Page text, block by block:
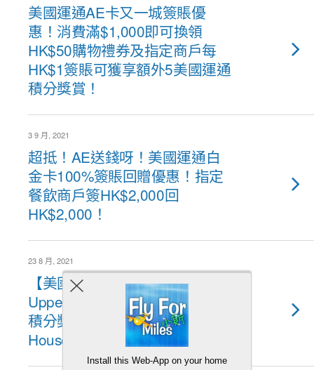
美國運通AE卡又一城簽賬優
惠！消費滿$1,000即可換領
HK$50購物禮券及指定商戶每
HK$1簽賬可獲享額外5美國運通
積分獎賞！
3 9 月, 2021
超抵！AE送錢呀！美國運通白
金卡100%簽賬回贈優惠！指定
餐飲商戶簽HK$2,000回
HK$2,000！
23 8 月, 2021
【美國Explorer信用卡優惠】
Upper House奕居住宿優惠！5X
積分獎賞 + $4,500入住Upper
House套房Staycation！
Install this Web-App on your home